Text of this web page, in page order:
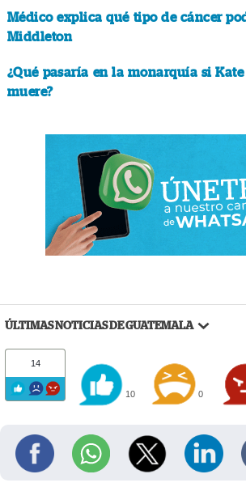
Médico explica qué tipo de cáncer
Middleton
¿Qué pasaría en la monarquía si
muere?
ÚLTIMAS NOTICIAS DE GUATEMALA
14
10 0